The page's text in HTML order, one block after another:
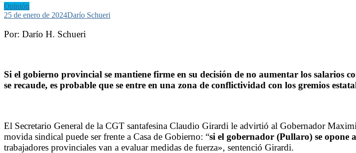
Opinión
25 de enero de 2024Darío Schueri
Por: Darío H. Schueri
Si el gobierno provincial se mantiene firme en su decisión de no aumentar los
se recaude, es probable que se entre en una zona de conflictividad con los gremios
El Secretario General de la CGT santafesina Claudio Girardi le advirtió al Gobernador
movida sindical puede ser frente a Casa de Gobierno: “si el gobernador (Pullaro) se opone
trabajadores provinciales van a evaluar medidas de fuerza», sentenció Girardi.